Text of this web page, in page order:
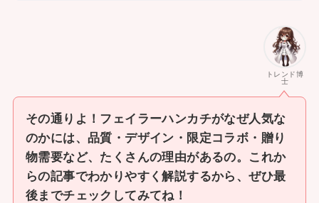
トレンド博
士
その通りよ！フェイラーハンカチがなぜ人気な
のかには、品質・デザイン・限定コラボ・贈り
物需要など、たくさんの理由があるの。これか
らの記事でわかりやすく解説するから、ぜひ最
後までチェックしてみてね！